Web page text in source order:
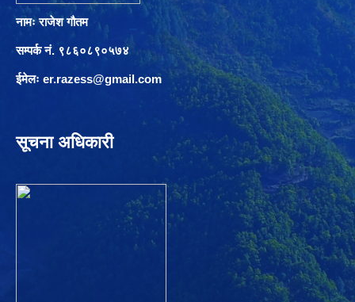
नामः राजेश गौतम
सम्पर्क नं. ९८६०८९०५७४
ईमेलः er.razess@gmail.com
सूचना अधिकारी